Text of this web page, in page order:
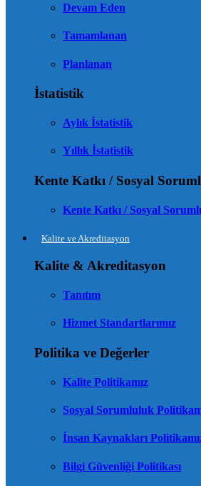
Devam Eden
Tamamlanan
Planlanan
İstatistik
Aylık İstatistik
Yıllık İstatistik
Kente Katkı / Sosyal
Kente Katkı / Sosyal
Kalite ve Akreditasyon
Kalite & Akreditasyon
Tanıtım
Hizmet Standartlarımız
Politika ve Değerler
Kalite Politikamız
Sosyal Sorumluluk
İnsan Kaynakları
Bilgi Güvenliği Politikası